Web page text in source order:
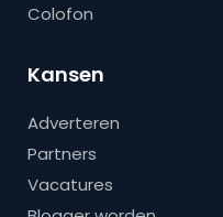
Colofon
Kansen
Adverteren
Partners
Vacatures